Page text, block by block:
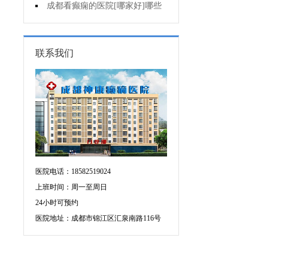
癫痫用什么方法治比较好?
成都看癫痫的医院[哪家好]哪些
原因会引发癫痫呢?
联系我们
医院电话：18582519024
上班时间：周一至周日
24小时可预约
医院地址：成都市锦江区汇泉南路116号